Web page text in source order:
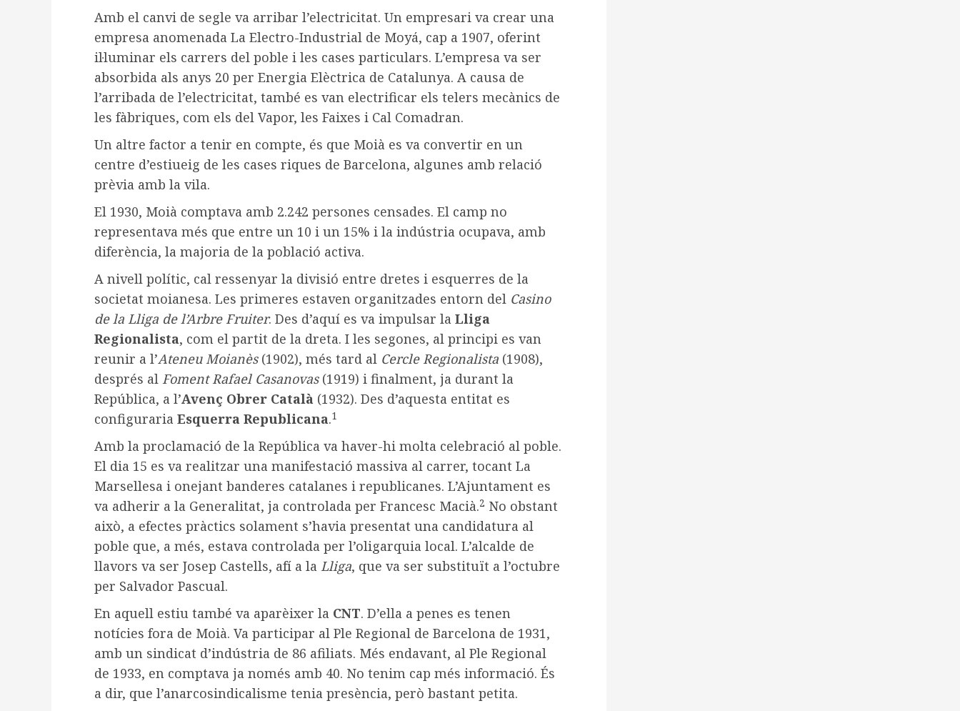
Amb el canvi de segle va arribar l’electricitat. Un empresari va crear una
empresa anomenada La Electro-Industrial de Moyá, cap a 1907, oferint
il·luminar els carrers del poble i les cases particulars. L’empresa va ser
absorbida als anys 20 per Energia Elèctrica de Catalunya. A causa de
l’arribada de l’electricitat, també es van electrificar els telers mecànics de
les fàbriques, com els del Vapor, les Faixes i Cal Comadran.
Un altre factor a tenir en compte, és que Moià es va convertir en un
centre d’estiueig de les cases riques de Barcelona, algunes amb relació
prèvia amb la vila.
El 1930, Moià comptava amb 2.242 persones censades. El camp no
representava més que entre un 10 i un 15% i la indústria ocupava, amb
diferència, la majoria de la població activa.
A nivell polític, cal ressenyar la divisió entre dretes i esquerres de la
societat moianesa. Les primeres estaven organitzades entorn del Casino
de la Lliga de l’Arbre Fruiter. Des d’aquí es va impulsar la Lliga
Regionalista, com el partit de la dreta. I les segones, al principi es van
reunir a l’Ateneu Moianès(1902), més tard al Cercle Regionalista (1908),
després al Foment Rafael Casanovas(1919) i finalment, ja durant la
República, a l’Avenç Obrer Català (1932). Des d’aquesta entitat es
configuraria Esquerra Republicana.1
Amb la proclamació de la República va haver-hi molta celebració al poble.
El dia 15 es va realitzar una manifestació massiva al carrer, tocant La
Marsellesa i onejant banderes catalanes i republicanes. L’Ajuntament es
va adherir a la Generalitat, ja controlada per Francesc Macià.2 No obstant
això, a efectes pràctics solament s’havia presentat una candidatura al
poble que, a més, estava controlada per l’oligarquia local. L’alcalde de
llavors va ser Josep Castells, afí a la Lliga, que va ser substituït a l’octubre
per Salvador Pascual.
En aquell estiu també va aparèixer la CNT. D’ella a penes es tenen
notícies fora de Moià. Va participar al Ple Regional de Barcelona de 1931,
amb un sindicat d’indústria de 86 afiliats. Més endavant, al Ple Regional
de 1933, en comptava ja només amb 40. No tenim cap més informació. És
a dir, que l’anarcosindicalisme tenia presència, però bastant petita.